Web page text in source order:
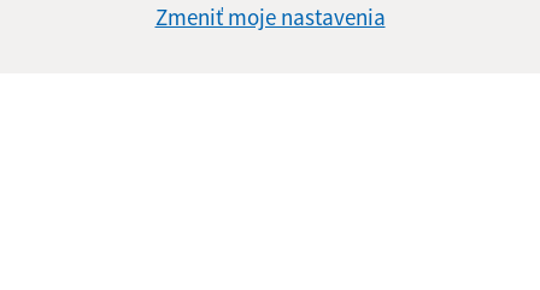
Zmeniť moje nastavenia